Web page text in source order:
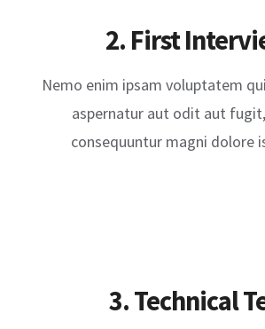
2. First
Nemo enim ipsam voluptatem
aspernatur aut odit aut
consequuntur magni dolore
3. Technical